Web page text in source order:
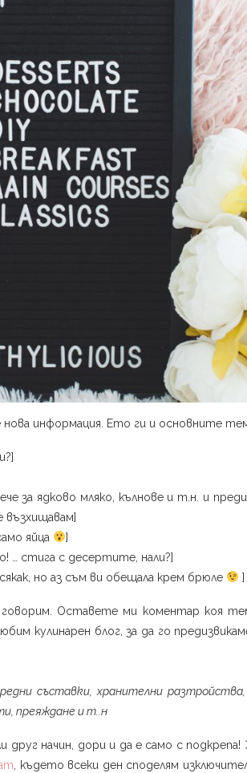
нова информация. Ето ги и основните
за ядково мляко, кълнове и т.н. и
възхищавам]
яйца
]
… стига с десертите, нали?]
но аз съм ви обещала крем брюле ]
Оставете ми коментар коя
кулинарен блог, за да го
съставки, хранителни разтройства,
преяждане и т..н
друг начин, дори и да е само с подкрепа!
, където всеки ден споделям